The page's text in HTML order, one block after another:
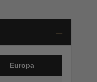
Europa